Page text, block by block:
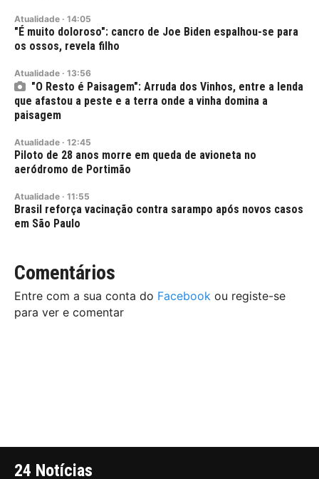
Atualidade · 14:05
"É muito doloroso": cancro de Joe Biden espalhou-se para
os ossos, revela filho
Atualidade · 13:56
"O Resto é Paisagem": Arruda dos Vinhos, entre a lenda
que afastou a peste e a terra onde a vinha domina a
paisagem
Atualidade · 12:45
Piloto de 28 anos morre em queda de avioneta no
aeródromo de Portimão
Atualidade · 11:55
Brasil reforça vacinação contra sarampo após novos casos
em São Paulo
Comentários
Entre com a sua conta do Facebook ou registe-se
para ver e comentar
24 Notícias